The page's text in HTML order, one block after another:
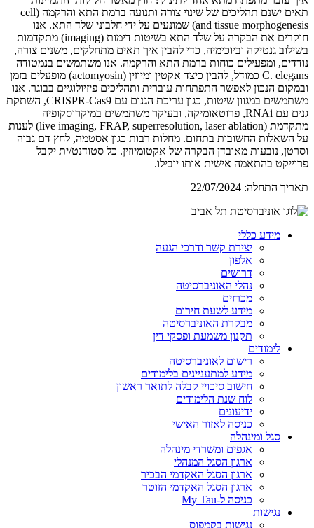
תאים ישנם תהליכים של שינוי צורה ותנועה ברמת התא והרקמה (cell
and tissue morphogenesis) שמונעים על ידי חלבוני שלד התא. אנו
חוקרים את הבקרה על שלד התא בשיטות דימות (imaging) מתקדמות
בשילוב גנטיקה וביוכימיה, כדי להבין איך תאים מתחלקים, משנים צורה,
נודדים, ומפעילים כוחות ברמת התא והרקמה. אנו משתמשים בנמטודה
C. elegans כמודל, להבין כיצד אקטין ומיוזין (actomyosin) מופעלים בזמן
ובמקום הנכון לאפשר התפתחות עוברית ותהליכים פיזיולוגיים בבוגר. אנו
משתמשים במגוון שיטות, כגון עריכת הגנום עם CRISPR-Cas9, השתקת
גנים עם RNAi, פרוטאומיקה, ובעיקר משתמשים במיקרוסקופיה
מתקדמת (live imaging, FRAP, superresolution, laser ablation) לענות
על השאלות החשובות בתחום. מחלות רבות כגון אסטמה, לחץ דם גבוה
וסרטן, נובעות מאובדן הבקרה של אקטומיוזין. כל סטודנט/ית יקבל
פרוייקט בהתאמה אישית אותו יובילו.
תאריך התחלה:
מידע כללי
יצירת קשר ודרכי הגעה
אלפון
דרושים
נהלי האוניברסיטה
מכרזים
מידע לשעת חירום
מבקרת האוניברסיטה
תקנון משמעת ופסקי דין
לימודים
רישום לאוניברסיטה
מידע למתעניינים בלימודים
חישוב סיכויי קבלה לתואר ראשון
לוח שנת הלימודים
ידיעונים
כניסה לאזור האישי
סגל ומינהלה
אגפים ומשרדי מינהלה
ארגון הסגל המנהלי
ארגון הסגל האקדמי הבכיר
ארגון הסגל האקדמי הזוטר
כניסה ל-My Tau
נגישות
נגישות בקמפוס